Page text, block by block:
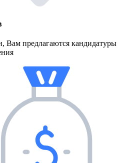
Вам предлагаются кандидатуры